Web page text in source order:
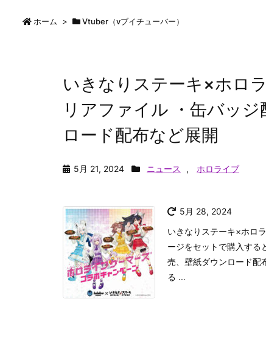
ホーム > Vtuber（vブイチューバー）
いきなりステーキ×ホロ
リアファイル ・缶バッ
ロード配布など展開
5月 21, 2024 ニュース , ホロライブ
5月 28, 2024
いきなりステーキ×ホロ
ージをセットで購入する
売、壁紙ダウンロード配
る ...